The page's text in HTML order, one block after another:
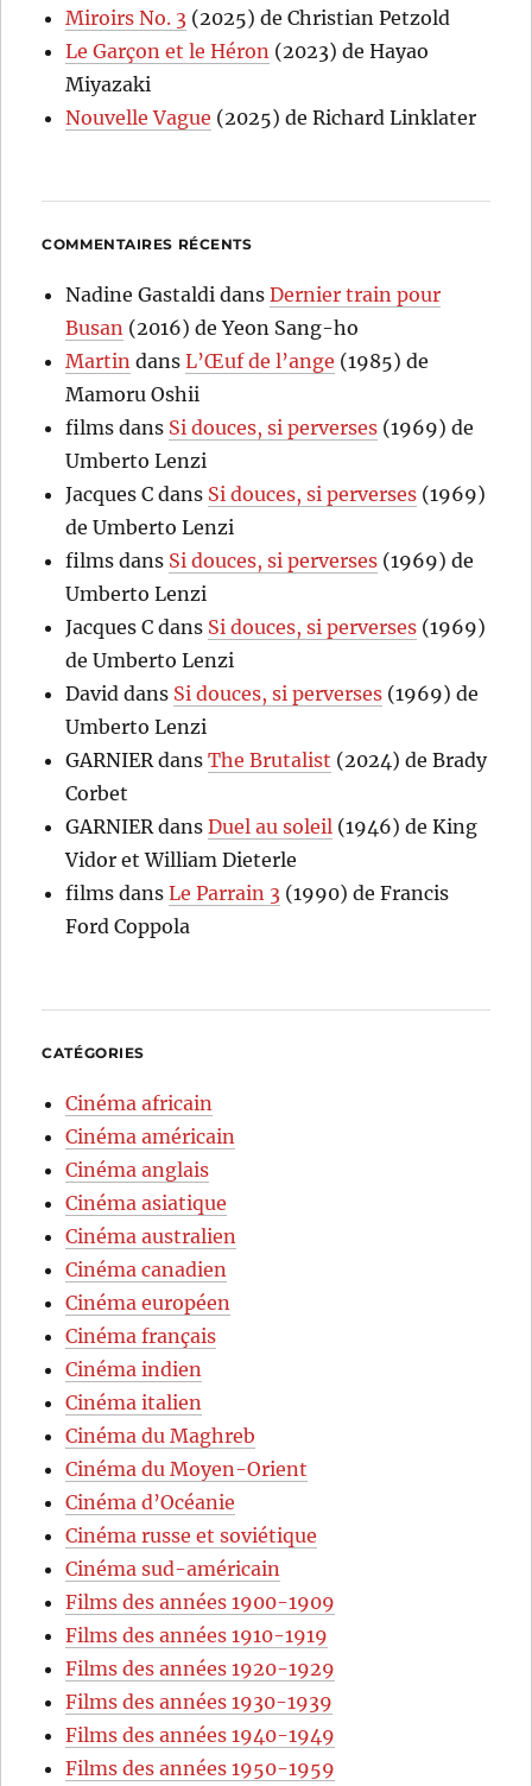
Miroirs No. 3 (2025) de Christian Petzold
Le Garçon et le Héron (2023) de Hayao
Miyazaki
Nouvelle Vague (2025) de Richard Linklater
COMMENTAIRES RÉCENTS
Nadine Gastaldi dansDernier train pour
Busan (2016) de Yeon Sang-ho
Martin dansL’Œuf de l’ange (1985) de
Mamoru Oshii
films dans Si douces, si perverses (1969) de
Umberto Lenzi
Jacques C dans Si douces, si perverses (1969)
de Umberto Lenzi
films dans Si douces, si perverses (1969) de
Umberto Lenzi
Jacques C dans Si douces, si perverses (1969)
de Umberto Lenzi
David dans Si douces, si perverses (1969) de
Umberto Lenzi
GARNIER dansThe Brutalist (2024) de Brady
Corbet
GARNIER dansDuel au soleil (1946) de King
Vidor et William Dieterle
films dansLe Parrain 3 (1990) de Francis
Ford Coppola
CATÉGORIES
Cinéma africain
Cinéma américain
Cinéma anglais
Cinéma asiatique
Cinéma australien
Cinéma canadien
Cinéma européen
Cinéma français
Cinéma indien
Cinéma italien
Cinéma du Maghreb
Cinéma du Moyen-Orient
Cinéma d’Océanie
Cinéma russe et soviétique
Cinéma sud-américain
Films des années 1900-1909
Films des années 1910-1919
Films des années 1920-1929
Films des années 1930-1939
Films des années 1940-1949
Films des années 1950-1959